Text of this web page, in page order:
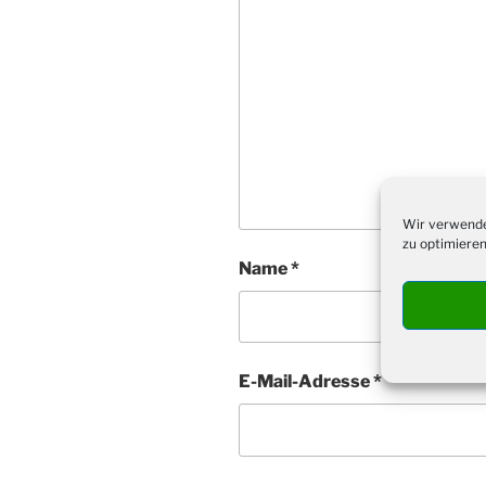
Wir
zu
Name*
E-Mail-Adresse*